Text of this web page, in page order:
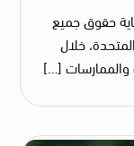
حقوق جميع
خلال
والممارسات […]